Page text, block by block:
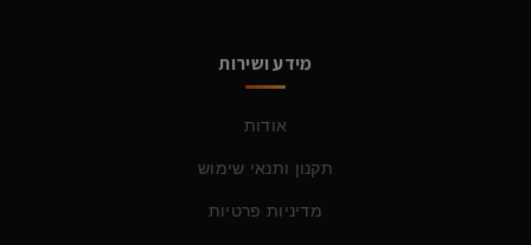
מידע ושירות
אודות
תקנון ותנאי שימוש
מדיניות פרטיות